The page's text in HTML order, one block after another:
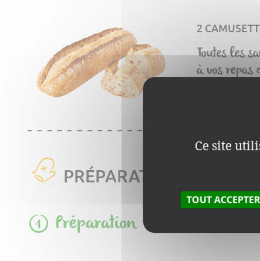
2
Toutes les
à vos repas
PRÉPARATION
Préparation
Ce site
TOUT ACCEPTER